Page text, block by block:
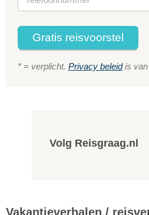
Gratis reisvoorstel
* = verplicht. Privacy beleidis van
Volg Reisgraag.nl
Vakantieverhalen /